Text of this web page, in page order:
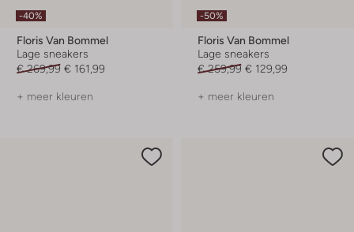
-40%
Floris Van Bommel
Lage sneakers
€ 269,99 € 161,99
+ meer kleuren
-50%
Floris Van Bommel
Lage sneakers
€ 259,99 € 129,99
+ meer kleuren